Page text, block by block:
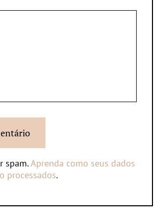
spam.Aprenda como seus dados
processados.